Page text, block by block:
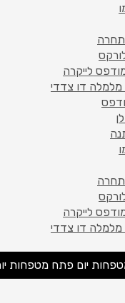
לייקרה
דו צדדי
לייקרה
דו צדדי
יום פתח מטפחות יום